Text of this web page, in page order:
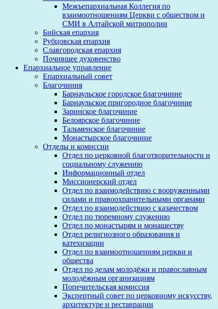
Межъепархиальная Коллегия по
взаимоотношениям Церкви с обществом и
СМИ в Алтайской митрополии
Бийская епархия
Рубцовская епархия
Славгородская епархия
Почившее духовенство
Епархиальное управление
Епархиальный совет
Благочиния
Барнаульское городское благочиние
Барнаульское пригородное благочиние
Заринское благочиние
Белоярское благочиние
Тальменское благочиние
Монастырское благочиние
Отделы и комиссии
Отдел по церковной благотворительности и
социальному служению
Информационный отдел
Миссионерский отдел
Отдел по взаимодействию с вооруженными
силами и правоохранительными органами
Отдел по взаимодействию с казачеством
Отдел по тюремному служению
Отдел по монастырям и монашеству
Отдел религиозного образования и
катехизации
Отдел по взаимоотношениям церкви и
общества
Отдел по делам молодёжи и православным
молодёжным организациям
Попечительская комиссия
Экспертный совет по церковному искусству,
архитектуре и реставрации